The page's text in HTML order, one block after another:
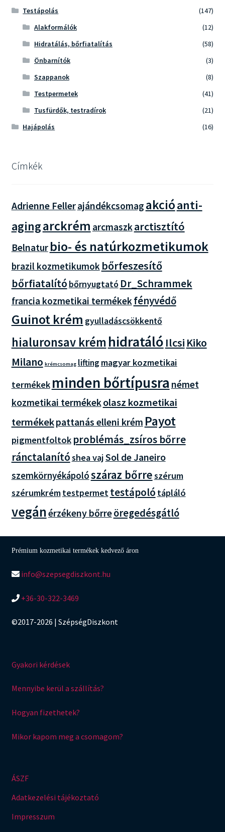
Testápolás
(147)
Alakformálók
(12)
Hidratálás, bőrfiatalítás
(58)
Önbarnítók
(3)
Szappanok
(8)
Testpermetek
(41)
Tusfürdők, testradírok
(21)
Hajápolás
(16)
Címkék
Adrienne Fellerajándékcsomag akcióanti-
agingarckrém arcmaszkarctisztító
Belnatur bio- és natúrkozmetikumok
brazil kozmetikumok bőrfeszesítő
bőrfiatalító bőrnyugtató Dr_Schrammek
francia kozmetikai termékek fényvédő
Guinot krém gyulladáscsökkentő
hialuronsav krémhidratáló Ilcsi Kiko
Milano krémcsomag lifting magyar kozmetikai
termékek minden bőrtípusra német
kozmetikai termékekolasz kozmetikai
termékekpattanás elleni krém Payot
pigmentfoltok problémás_zsíros bőrre
ránctalanítóshea vajSol de Janeiro
szemkörnyékápolószáraz bőrreszérum
szérumkrémtestpermettestápoló tápláló
vegánérzékeny bőrreöregedésgátló
Prémium kozmetikai termékek kedvező áron
info@szepsegdiszkont.hu
+36-30-322-3469
©2017-2026 | SzépségDiszkont
Gyakori kérdések
Mennyibe kerül a szállítás?
Hogyan fizethetek?
Mikor kapom meg a csomagom?
ÁSZF
Adatkezelési tájékoztató
Impresszum